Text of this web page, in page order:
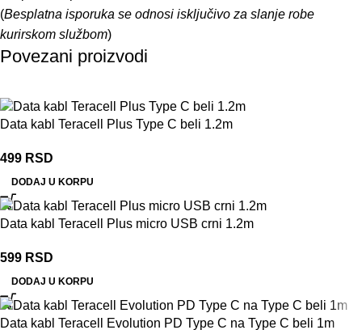
(Besplatna isporuka se odnosi isključivo za slanje robe
kurirskom službom)
Povezani proizvodi
Data kabl Teracell Plus Type C beli 1.2m
499 RSD
DODAJ U KORPU
Data kabl Teracell Plus micro USB crni 1.2m
599 RSD
DODAJ U KORPU
Data kabl Teracell Evolution PD Type C na Type C beli 1m